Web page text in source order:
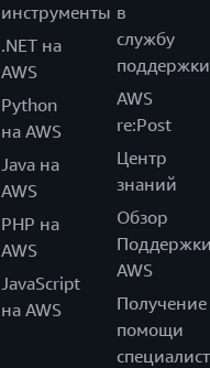
инструменты
.NET на
AWS
Python
на AWS
Java на
AWS
PHP на
AWS
JavaScript
на AWS
в
службу
поддержки
AWS
re:Post
Центр
знаний
Обзор
AWS
Получение
помощи